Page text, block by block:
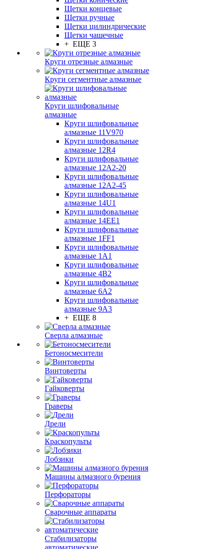
Щетки концевые
Щетки ручные
Щетки цилиндрические
Щетки чашечные
+ ЕЩЕ 3
Круги отрезные алмазные
Круги сегментные алмазные
Круги шлифовальные
алмазные
Круги шлифовальные
алмазные 11V970
Круги шлифовальные
алмазные 12R4
Круги шлифовальные
алмазные 12А2-20
Круги шлифовальные
алмазные 12А2-45
Круги шлифовальные
алмазные 14U1
Круги шлифовальные
алмазные 14ЕЕ1
Круги шлифовальные
алмазные 1FF1
Круги шлифовальные
алмазные 1А1
Круги шлифовальные
алмазные 4В2
Круги шлифовальные
алмазные 6A2
Круги шлифовальные
алмазные 9А3
+ ЕЩЕ 8
Сверла алмазные
Бетоносмесители
Винтоверты
Гайковерты
Граверы
Дрели
Краскопульты
Лобзики
Машины алмазного бурения
Перфораторы
Сварочные аппараты
Стабилизаторы
автоматические